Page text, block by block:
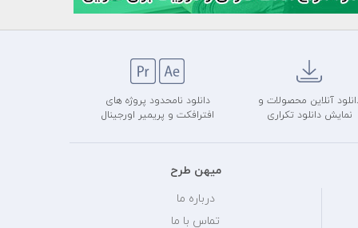
آنلاین محصولات و
نمایش دانلود تکراری
دانلود نامحدود پروژه های
افترافکت و پریمیر اورجینال
میهن طرح
درباره ما
تماس با ما